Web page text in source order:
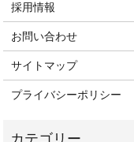
採用情報
お問い合わせ
サイトマップ
プライバシーポリシー